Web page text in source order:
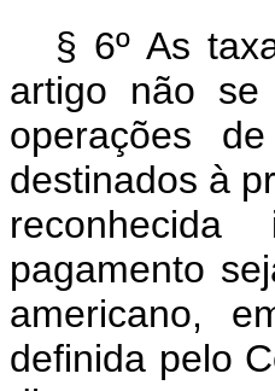
§ 6º As
artigo não se
operações
destinados à
pagamento
americano,
definida pelo